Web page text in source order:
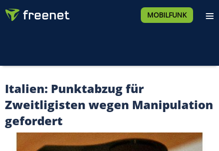
MOBILFUNK
Italien: Punktabzug für
Zweitligisten wegen Manipulation
gefordert